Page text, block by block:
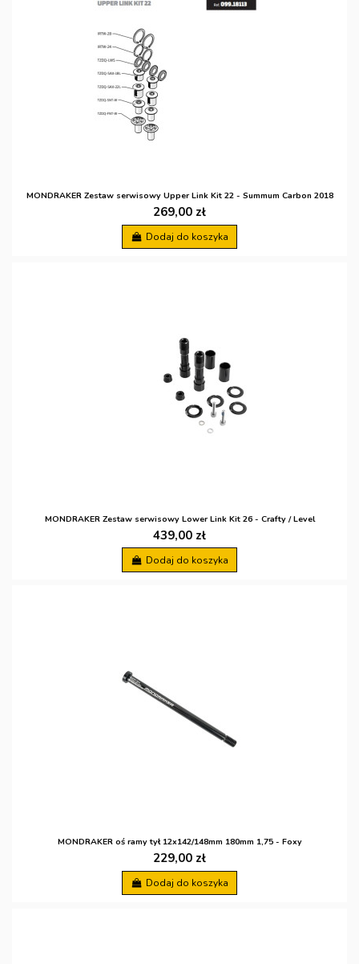
MONDRAKER Zestaw serwisowy Upper Link Kit 22 - Summum Carbon 2018
269,00 zł
Dodaj do koszyka
MONDRAKER Zestaw serwisowy Lower Link Kit 26 - Crafty / Level
439,00 zł
Dodaj do koszyka
MONDRAKER oś ramy tył 12x142/148mm 180mm 1,75 - Foxy
229,00 zł
Dodaj do koszyka